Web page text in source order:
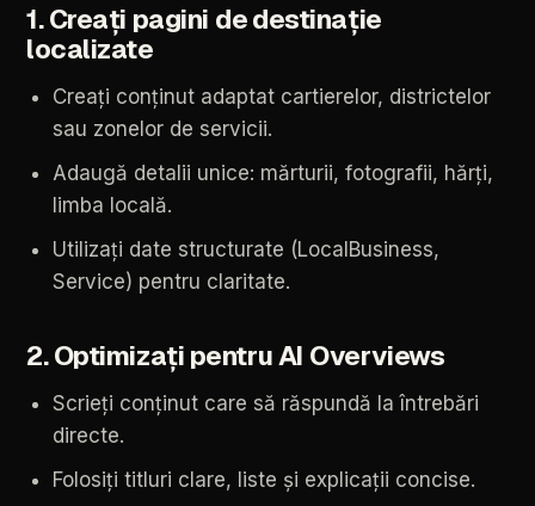
1.Creați pagini dedestinație
localizate
Creați conținut adaptat cartierelor, districtelor
sau zonelor de servicii.
Adaugă detalii unice: mărturii, fotografii, hărți,
limba locală.
Utilizați date structurate (LocalBusiness,
Service) pentru claritate.
2.Optimizați pentruAI Overviews
Scrieți conținut care să răspundă la întrebări
directe.
Folosiți titluri clare, liste și explicații concise.